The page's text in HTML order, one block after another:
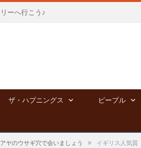
ーへ行こう♪
ザ・ハプニングス ピープル
ヤのウサギ穴で会いましょう » イギリス人気質